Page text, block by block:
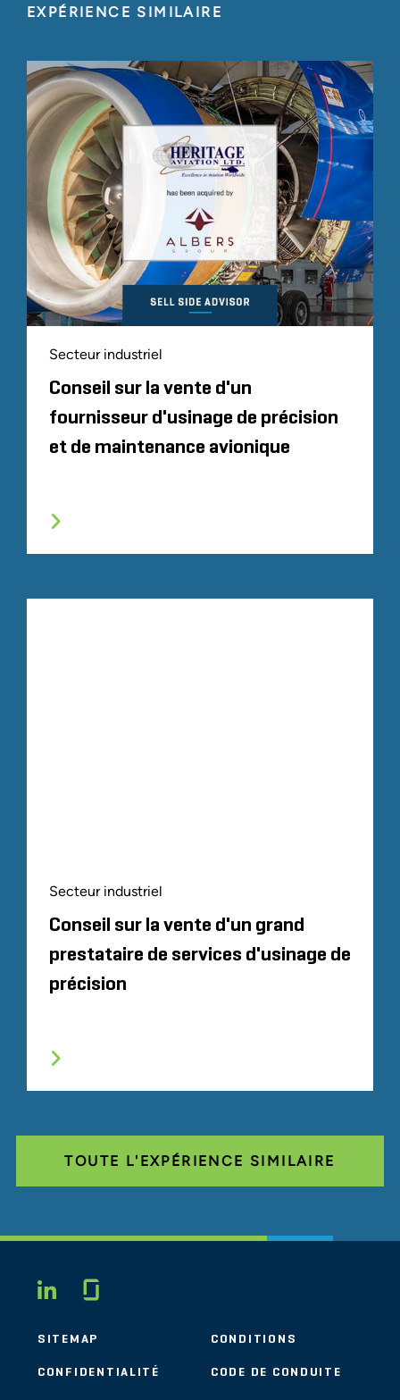
EXPÉRIENCE SIMILAIRE
Secteur industriel
Conseil sur la vente d'un
fournisseur d'usinage de précision
et de maintenance avionique
Secteur industriel
Conseil sur la vente d'un grand
prestataire de services d'usinage de
précision
TOUTE L'EXPÉRIENCE SIMILAIRE
LINKEDIN
SITEMAP CONDITIONS
CONFIDENTIALITÉ CODE DE CONDUITE